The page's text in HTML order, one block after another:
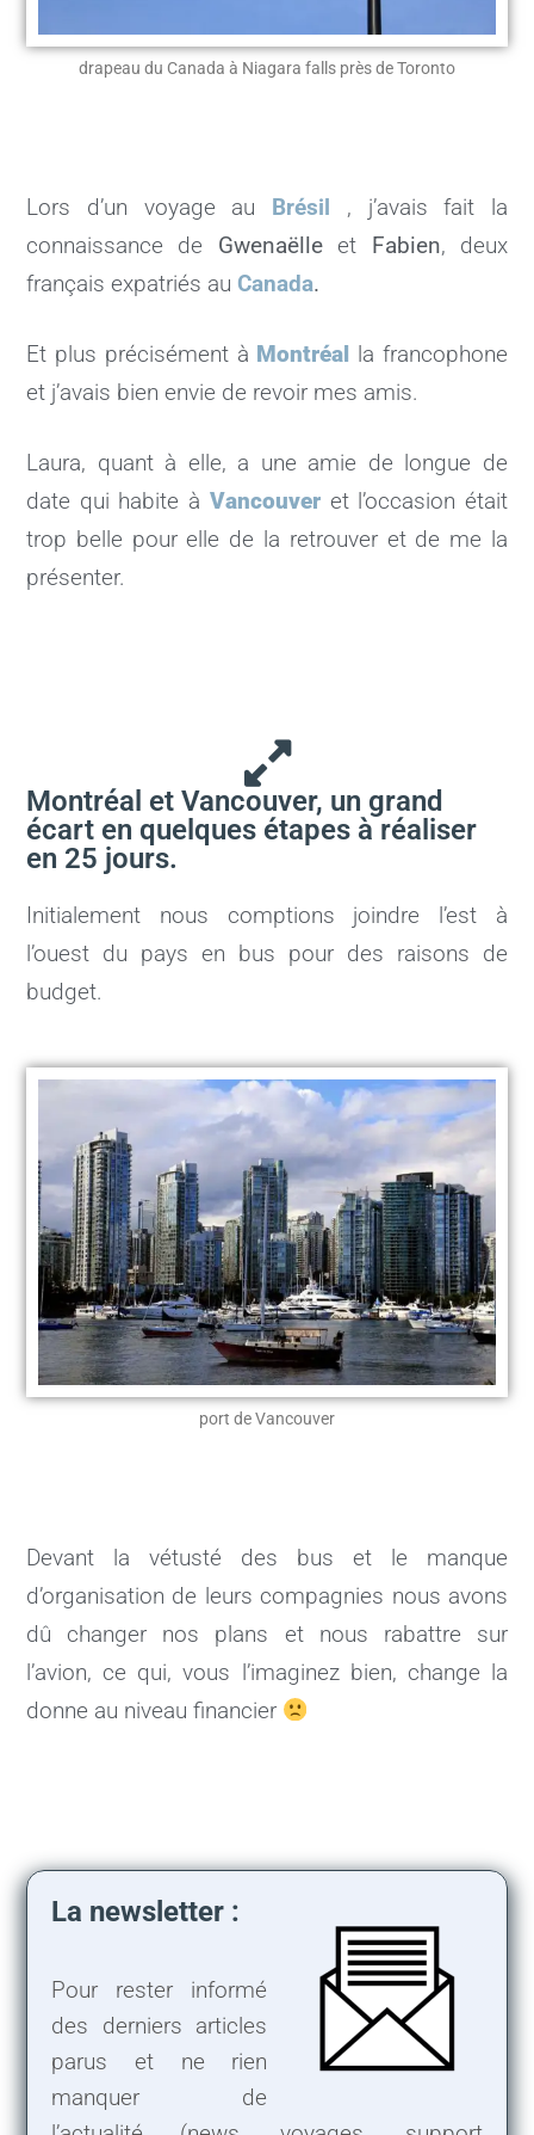
drapeau du Canada à Niagara falls près de Toronto
Lors d’un voyage au Brésil
, j’avais fait la
connaissance de Gwenaëlleet Fabien, deux
français expatriés au Canada.
Et plus précisément à Montréal
la francophone
et j’avais bien envie de revoir mes amis.
Laura, quant à elle, a une amie de longue de
date qui habite à Vancouveret l’occasion était
trop belle pour elle de la retrouver et de me la
présenter.
Montréal et Vancouver, un grand
écart en quelques étapes à réaliser
en 25 jours.
Initialement nous comptions joindre l’est à
l’ouest du pays en bus pour des raisons de
budget.
port de Vancouver
Devant la vétusté des bus et le manque
d’organisation de leurs compagnies nous avons
dû changer nos plans et nous rabattre sur
l’avion, ce qui, vous l’imaginez bien, change la
donne au niveau financier
La newsletter :
Pour rester informé
des derniers articles
parus et ne rien
manquer de